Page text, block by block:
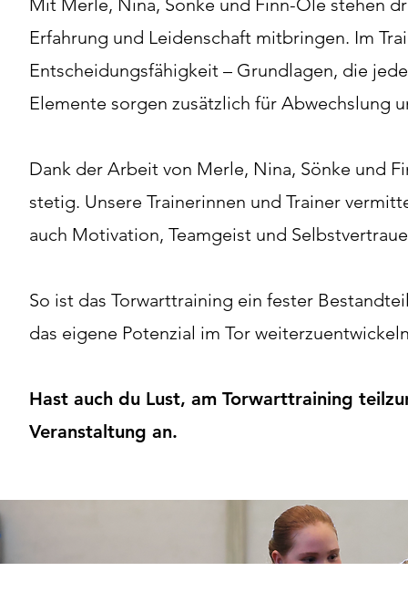
Mit Merle, Nina, Sönke und Finn-Ole stehen
Erfahrung und Leidenschaft mitbringen. Im
Entscheidungsfähigkeit – Grundlagen, die
Elemente sorgen zusätzlich für Abwechslung
Dank der Arbeit von Merle, Nina, Sönke und
stetig. Unsere Trainerinnen und Trainer
auch Motivation, Teamgeist und
So ist das Torwarttraining ein fester
das eigene Potenzial im Tor
Hast auch du Lust, am Torwarttraining
Veranstaltung an.